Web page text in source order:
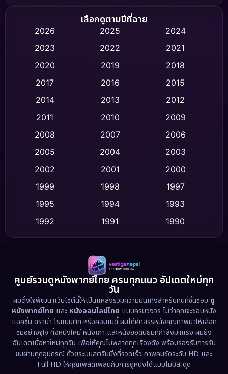
Biography ชีวิตจริง
Classic หนังคลาสสิก (47)
Comedy ตลก (436)
Crime อาชญากรรม (513)
Cult Film
Dance เต้น (10)
Detective สืบสวน (59)
Disaster (13)
Disney+ (5)
Documentary สารคดี (93)
Drama ดราม่า (1,460)
Dystopian (17)
เลือกดูตามปีที่ฉาย
2026 2025
2024
2023
2022
2021
2020
2019
2018
2017
2016
2015
2014
2013
2012
2011
2010
2009
2008
2007
2006
2005
2004
2003
2002
2001
2000
1999
1998
1997
1995
1994
1993
1992
1991
1990
1989
1988
1986
1983
1978
1974
1962
ศูนย์รวมดูหนังพากย์ไทย ครบทุกแนว อัปเดตใหม่ทุก
วัน
ผมตั้งใจพัฒนาเว็บไซต์นี้ให้เป็นแหล่งรวมความบันเทิงสำหรับคนที่ชื่นชอบ ดู
หนังพากย์ไทย และ หนังออนไลน์ไทย แบบครบวงจร ไม่ว่าคุณจะชอบหนัง
แอคชั่น ดราม่า โรแมนติก หรือคอมเมดี้ ผมได้คัดสรรหนังคุณภาพมาให้เลือก
ชมอย่างจุใจ ทั้งหนังใหม่ หนังเก่า และหนังยอดนิยมที่กำลังมาแรง ผมยัง
อัปเดตเนื้อหาใหม่ทุกวัน เพื่อให้คุณไม่พลาดทุกเรื่องดัง พร้อมรองรับการรับ
ชมผ่านทุกอุปกรณ์ ด้วยระบบสตรีมมิ่งที่รวดเร็ว ภาพคมชัดระดับ HD และ
Full HD ให้คุณเพลิดเพลินกับการดูหนังได้แบบไม่มีสะดุด